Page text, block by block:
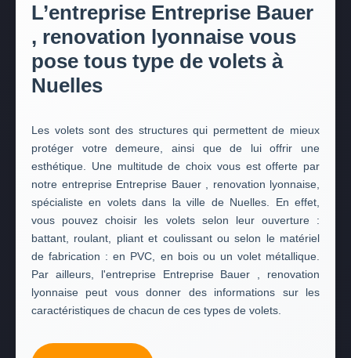
L’entreprise Entreprise Bauer
, renovation lyonnaise vous
pose tous type de volets à
Nuelles
Les volets sont des structures qui permettent de mieux
protéger votre demeure, ainsi que de lui offrir une
esthétique. Une multitude de choix vous est offerte par
notre entreprise Entreprise Bauer , renovation lyonnaise,
spécialiste en volets dans la ville de Nuelles. En effet,
vous pouvez choisir les volets selon leur ouverture :
battant, roulant, pliant et coulissant ou selon le matériel
de fabrication : en PVC, en bois ou un volet métallique.
Par ailleurs, l'entreprise Entreprise Bauer , renovation
lyonnaise peut vous donner des informations sur les
caractéristiques de chacun de ces types de volets.